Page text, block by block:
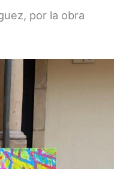
por la obra